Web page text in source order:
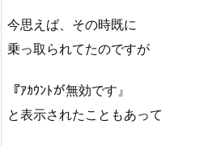
今思えば、その時既に
乗っ取られてたのですが
『ｱｶｳﾝﾄが無効です』
と表示されたこともあって